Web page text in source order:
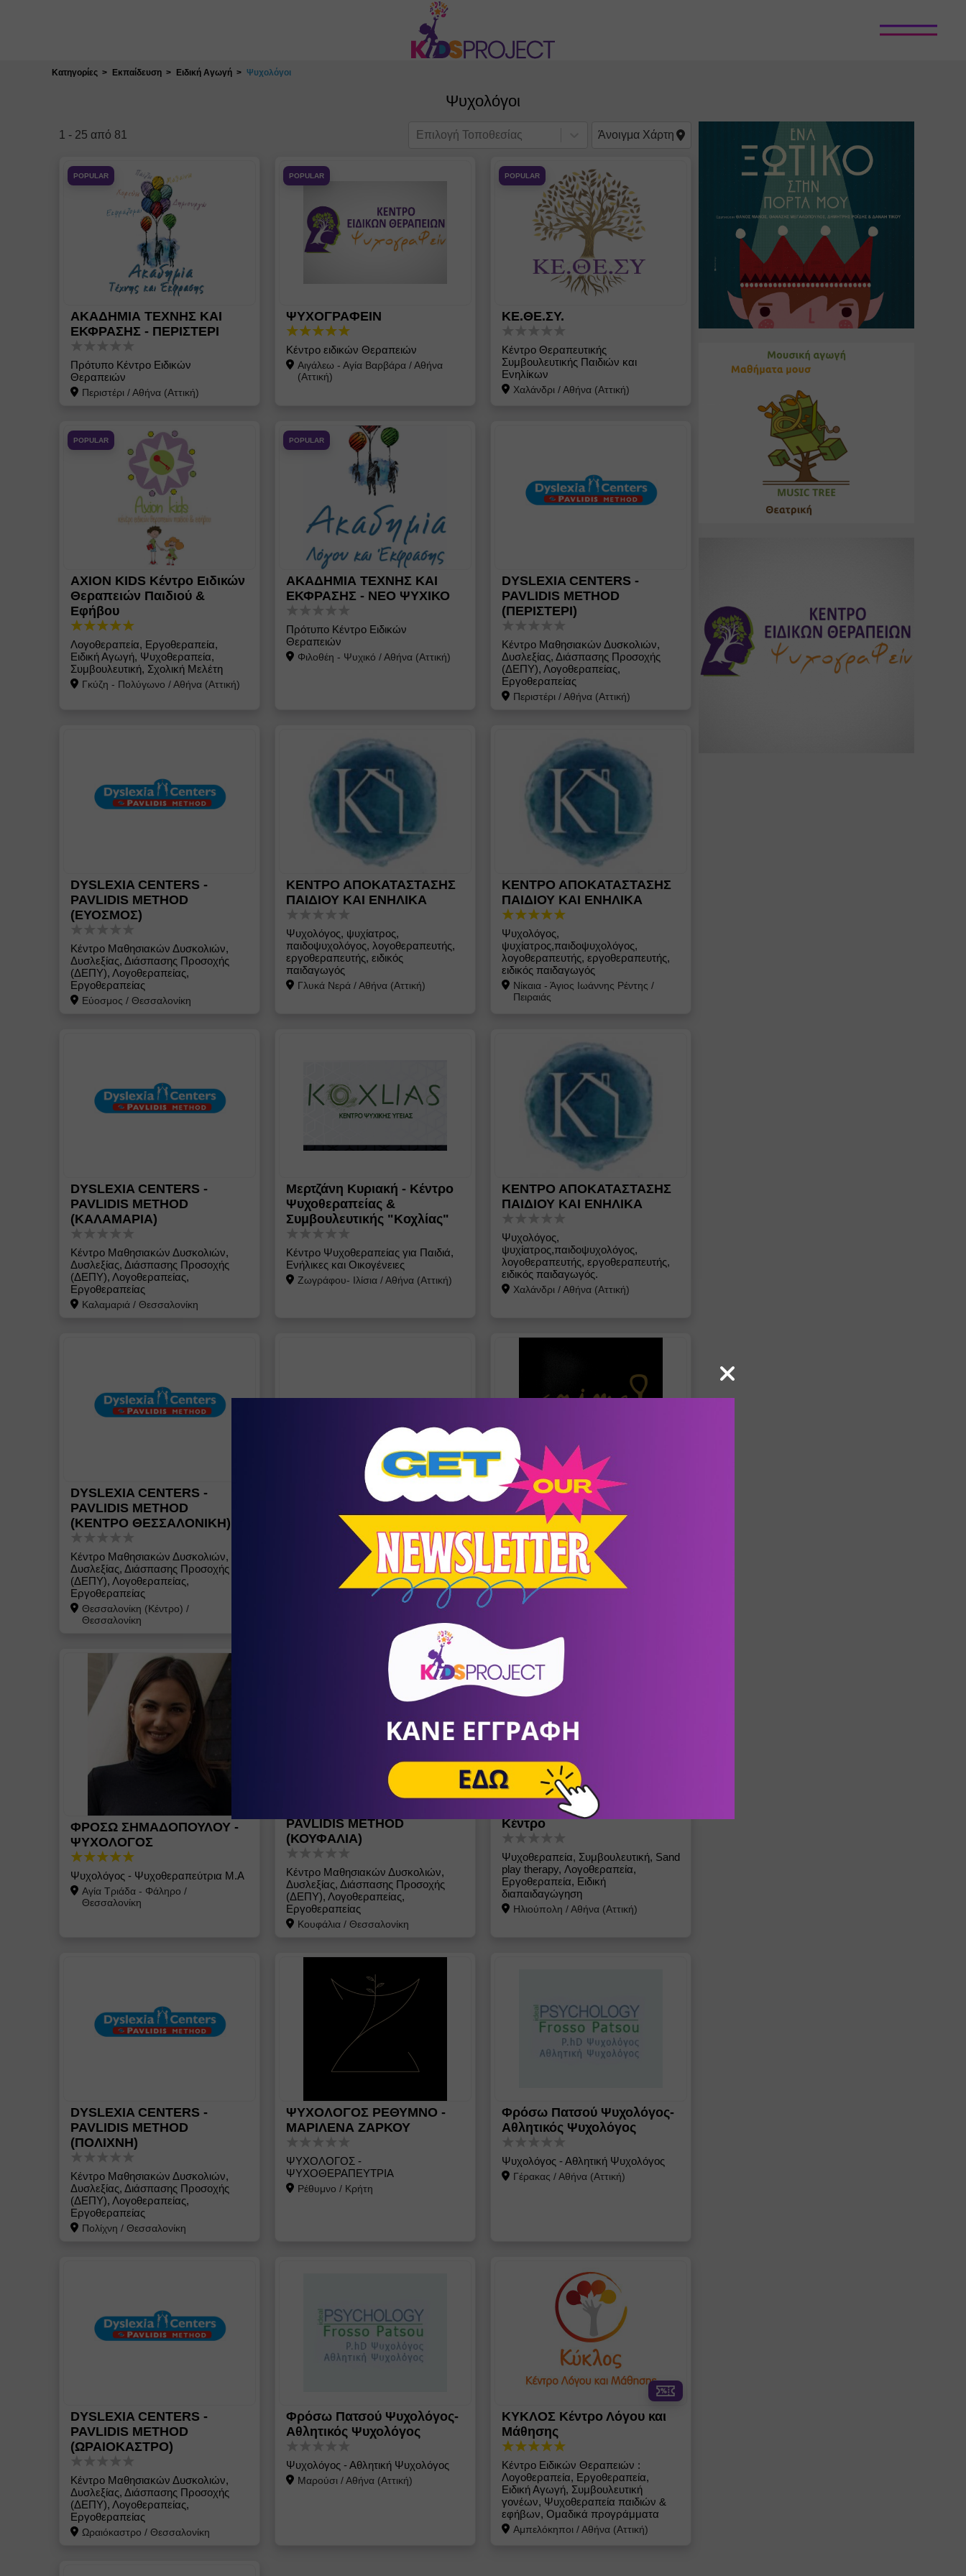
Κατηγορίες Εκπαίδευση Ειδική Αγωγή Ψυχολόγοι
Ψυχολόγοι
1 - 25 από 81 Επιλογή Τοποθεσίας Άνοιγμα Χάρτη
POPULAR
ΑΚΑΔΗΜΙΑ ΤΕΧΝΗΣ ΚΑΙ
ΕΚΦΡΑΣΗΣ - ΠΕΡΙΣΤΕΡΙ
Πρότυπο Κέντρο Ειδικών
Θεραπειών
Περιστέρι /Αθήνα (Αττική)
POPULAR
ΨΥΧΟΓΡΑΦΕΙΝ
Κέντρο ειδικών Θεραπειών
Αιγάλεω - Αγία Βαρβάρα/Αθήνα
(Αττική)
POPULAR
ΚΕ.ΘΕ.ΣΥ.
Κέντρο Θεραπευτικής
Συμβουλευτικής Παιδιών και
Ενηλίκων
Χαλάνδρι /Αθήνα (Αττική)
POPULAR
AXION KIDS Κέντρο Ειδικών
Θεραπειών Παιδιού &
Εφήβου
Λογοθεραπεία, Εργοθεραπεία,
Ειδική Αγωγή, Ψυχοθεραπεία,
Συμβουλευτική, Σχολική Μελέτη
Γκύζη - Πολύγωνο /Αθήνα (Αττική)
POPULAR
ΑΚΑΔΗΜΙΑ ΤΕΧΝΗΣ ΚΑΙ
ΕΚΦΡΑΣΗΣ - ΝΕΟ ΨΥΧΙΚΟ
Πρότυπο Κέντρο Ειδικών
Θεραπειών
Φιλοθέη - Ψυχικό /Αθήνα (Αττική)
DYSLEXIA CENTERS -
PAVLIDIS METHOD
(ΠΕΡΙΣΤΕΡΙ)
Κέντρο Μαθησιακών Δυσκολιών,
Δυσλεξίας, Διάσπασης Προσοχής
(ΔΕΠΥ), Λογοθεραπείας,
Εργοθεραπείας
Περιστέρι /Αθήνα (Αττική)
DYSLEXIA CENTERS -
PAVLIDIS METHOD
(ΕΥΟΣΜΟΣ)
Κέντρο Μαθησιακών Δυσκολιών,
Δυσλεξίας, Διάσπασης Προσοχής
(ΔΕΠΥ), Λογοθεραπείας,
Εργοθεραπείας
Εύοσμος / Θεσσαλονίκη
ΚΕΝΤΡΟ ΑΠΟΚΑΤΑΣΤΑΣΗΣ
ΠΑΙΔΙΟΥ ΚΑΙ ΕΝΗΛΙΚΑ
Ψυχολόγος, ψυχίατρος,
παιδοψυχολόγος, λογοθεραπευτής,
εργοθεραπευτής, ειδικός
παιδαγωγός
Γλυκά Νερά/Αθήνα (Αττική)
ΚΕΝΤΡΟ ΑΠΟΚΑΤΑΣΤΑΣΗΣ
ΠΑΙΔΙΟΥ ΚΑΙ ΕΝΗΛΙΚΑ
Ψυχολόγος,
ψυχίατρος,παιδοψυχολόγος,
λογοθεραπευτής, εργοθεραπευτής,
ειδικός παιδαγωγός
Νίκαια - Άγιος Ιωάννης Ρέντης /
Πειραιάς
DYSLEXIA CENTERS -
PAVLIDIS METHOD
(ΚΑΛΑΜΑΡΙΑ)
Κέντρο Μαθησιακών Δυσκολιών,
Δυσλεξίας, Διάσπασης Προσοχής
(ΔΕΠΥ), Λογοθεραπείας,
Εργοθεραπείας
Καλαμαριά/ Θεσσαλονίκη
Μερτζάνη Κυριακή - Κέντρο
Ψυχοθεραπείας &
Συμβουλευτικής "Κοχλίας"
Κέντρο Ψυχοθεραπείας για Παιδιά,
Ενήλικες και Οικογένειες​
Ζωγράφου- Ιλίσια/Αθήνα (Αττική)
ΚΕΝΤΡΟ ΑΠΟΚΑΤΑΣΤΑΣΗΣ
ΠΑΙΔΙΟΥ ΚΑΙ ΕΝΗΛΙΚΑ
Ψυχολόγος,
ψυχίατρος,παιδοψυχολόγος,
λογοθεραπευτής, εργοθεραπευτής,
ειδικός παιδαγωγός.
Χαλάνδρι /Αθήνα (Αττική)
DYSLEXIA CENTERS -
PAVLIDIS METHOD
(ΚΕΝΤΡΟ ΘΕΣΣΑΛΟΝΙΚΗ)
Κέντρο Μαθησιακών Δυσκολιών,
Δυσλεξίας, Διάσπασης Προσοχής
(ΔΕΠΥ), Λογοθεραπείας,
Εργοθεραπείας
Θεσσαλονίκη (Κέντρο) /
Θεσσαλονίκη
ΣΟΦΙΑ ΔΗΜΗΤΡΙΟΥ
Ψυχολόγος - Συστημική
Ψυχοθεραπεύτρια
Θεσσαλονίκη
ANIMA VITA
Χώρος Δημιουργικής Έκφρασης για
παιδιά και γονείς
Πειραιάς (Κέντρο) /
ΦΡΟΣΩ ΣΗΜΑΔΟΠΟΥΛΟΥ -
ΨΥΧΟΛΟΓΟΣ
Ψυχολόγος - Ψυχοθεραπεύτρια Μ.Α
Αγία Τριάδα - Φάληρο /
Θεσσαλονίκη
PAVLIDIS METHOD
(ΚΟΥΦΑΛΙΑ)
Κέντρο Μαθησιακών Δυσκολιών,
Δυσλεξίας, Διάσπασης Προσοχής
(ΔΕΠΥ), Λογοθεραπείας,
Εργοθεραπείας
Κουφάλια/ Θεσσαλονίκη
ΑΡΧΗΖΩ Ψυχοπαιδαγωγικό
Κέντρο
Ψυχοθεραπεία, Συμβουλευτική, Sand
play therapy, Λογοθεραπεία,
Εργοθεραπεία, Ειδική
διαπαιδαγώγηση
Ηλιούπολη /Αθήνα (Αττική)
DYSLEXIA CENTERS -
PAVLIDIS METHOD
(ΠΟΛΙΧΝΗ)
Κέντρο Μαθησιακών Δυσκολιών,
Δυσλεξίας, Διάσπασης Προσοχής
(ΔΕΠΥ), Λογοθεραπείας,
Εργοθεραπείας
Πολίχνη / Θεσσαλονίκη
ΨΥΧΟΛΟΓΟΣ ΡΕΘΥΜΝΟ -
ΜΑΡΙΛΕΝΑ ΖΑΡΚΟΥ
ΨΥΧΟΛΟΓΟΣ -
ΨΥΧΟΘΕΡΑΠΕΥΤΡΙΑ
Ρέθυμνο / Κρήτη
Φρόσω Πατσού Ψυχολόγος-
Αθλητικός Ψυχολόγος
Ψυχολόγος - Αθλητική Ψυχολόγος
Γέρακας /Αθήνα (Αττική)
DYSLEXIA CENTERS -
PAVLIDIS METHOD
(ΩΡΑΙΟΚΑΣΤΡΟ)
Κέντρο Μαθησιακών Δυσκολιών,
Δυσλεξίας, Διάσπασης Προσοχής
(ΔΕΠΥ), Λογοθεραπείας,
Εργοθεραπείας
Ωραιόκαστρο / Θεσσαλονίκη
Φρόσω Πατσού Ψυχολόγος-
Αθλητικός Ψυχολόγος
Ψυχολόγος - Αθλητική Ψυχολόγος
Μαρούσι /Αθήνα (Αττική)
ΚΥΚΛΟΣ Κέντρο Λόγου και
Μάθησης
Κέντρο Ειδικών Θεραπειών :
Λογοθεραπεία, Εργοθεραπεία,
Ειδική Αγωγή, Συμβουλευτική
γονέων, Ψυχοθεραπεία παιδιών &
εφήβων, Ομαδικά προγράμματα
Αμπελόκηποι /Αθήνα (Αττική)